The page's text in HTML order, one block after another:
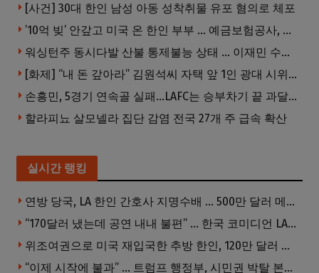
[사건] 30대 한인 남성 아동 성착취물 유포 혐의로 체포
’10억 빚’ 안갚고 미국 온 한인 부부 … 예금보험공사, 미국서 소송
워싱턴주 동시다발 산불 통제불능 상태 … 이재민 수십만명
[화제] “내 돈 갚아라” 김원석씨 자택 앞 1인 광대 시위 … 한인 투자사, “108만 달러 못받아”
손흥민, 5경기 연속골 실패…LAFC는 승부차기 끝 과달라하라 격파
할라피뇨 살모넬라 집단 감염 전국 27개 주 급속 확산
실시간 랭킹
연방 당국, LA 한인 간호사 지명수배 … 500만 달러 메디캐어 사기, 선고 직전 한국 도주
“170달러 냈는데 공연 내내 불편” … 한국 코미디언 LA공연, 음향 불량에 외모 비하 개그 논란
위조여권으로 미국 재입국한 추방 한인, 120만 달러 은행 사기 행각
“이제 시작에 불과” … 트럼프 행정부, 시민권 박탈 본격화